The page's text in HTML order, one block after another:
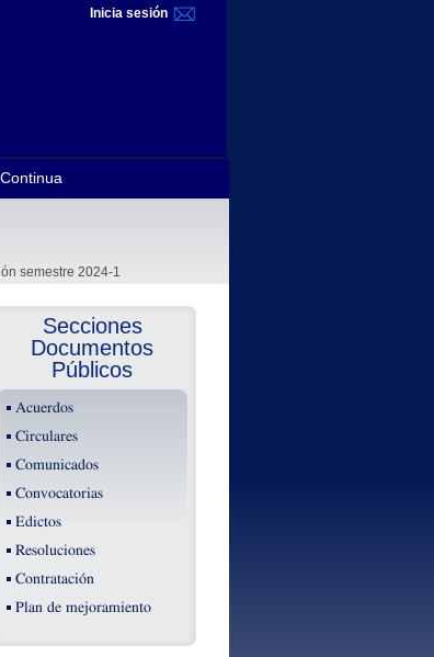
Inicia sesión
semestre 2024-1
Secciones
Documentos
Públicos
Acuerdos
Circulares
Comunicados
Convocatorias
Edictos
Resoluciones
Contratación
Plan de mejoramiento